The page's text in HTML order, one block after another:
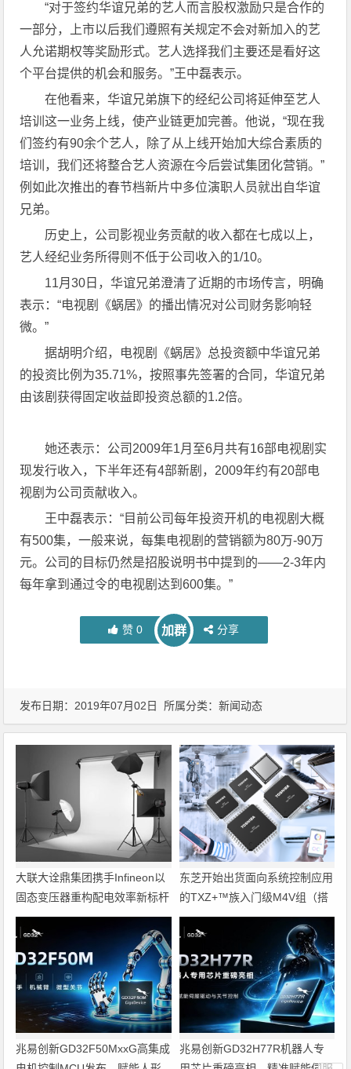
“对于签约华谊兄弟的艺人而言股权激励只是合作的
一部分，上市以后我们遵照有关规定不会对新加入的艺
人允诺期权等奖励形式。艺人选择我们主要还是看好这
个平台提供的机会和服务。”王中磊表示。
在他看来，华谊兄弟旗下的经纪公司将延伸至艺人
培训这一业务上线，使产业链更加完善。他说，“现在我
们签约有90余个艺人，除了从上线开始加大综合素质的
培训，我们还将整合艺人资源在今后尝试集团化营销。”
例如此次推出的春节档新片中多位演职人员就出自华谊
兄弟。
历史上，公司影视业务贡献的收入都在七成以上，
艺人经纪业务所得则不低于公司收入的1/10。
11月30日，华谊兄弟澄清了近期的市场传言，明确
表示：“电视剧《蜗居》的播出情况对公司财务影响轻
微。”
据胡明介绍，电视剧《蜗居》总投资额中华谊兄弟
的投资比例为35.71%，按照事先签署的合同，华谊兄弟
由该剧获得固定收益即投资总额的1.2倍。
她还表示：公司2009年1月至6月共有16部电视剧实
现发行收入，下半年还有4部新剧，2009年约有20部电
视剧为公司贡献收入。
王中磊表示：“目前公司每年投资开机的电视剧大概
有500集，一般来说，每集电视剧的营销额为80万-90万
元。公司的目标仍然是招股说明书中提到的——2-3年内
每年拿到通过令的电视剧达到600集。”
赞 0 加群 分享
发布日期：2019年07月02日 所属分类：新闻动态
大联大诠鼎集团携手Infineon以
固态变压器重构配电效率新标杆
东芝开始出货面向系统控制应用
的TXZ+™族入门级M4V组（搭
载Arm Cortex‑M4内核的标准微
控制器）工程样品
兆易创新GD32F50MxxG高集成
兆易创新GD32H77R机器人专